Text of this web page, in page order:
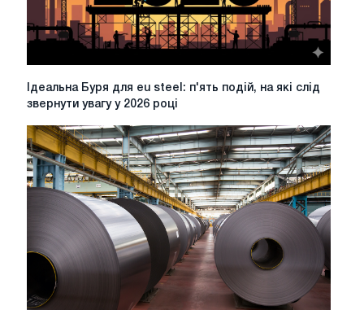
імпортерів
Ідеальна
Буря
eu
steel:
п'ять
подій,
звернути
увагу
2026
Ідеальна Буря для eu steel: п'ять подій, на які слід
звернути увагу у 2026 році